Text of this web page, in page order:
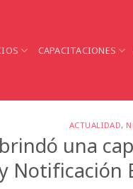
CAPACITACIONES
ACTUALIDAD,
una
Notificación